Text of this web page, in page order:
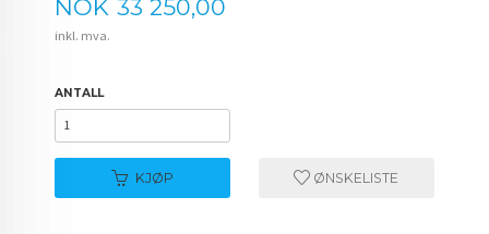
Pris
NOK 33 250,00
inkl. mva.
ANTALL
KJØP ØNSKELISTE